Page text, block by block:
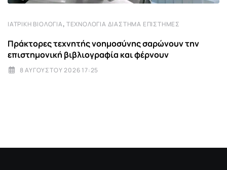
ΙΑΤΡΙΚΉ ΒΙΟΛΟΓΊΑ, ΤΕΧΝΟΛΟΓΊΑ ΔΙΆΣΤΗΜΑ ΕΠΙΣΤΉΜΕΣ
Πράκτορες τεχνητής νοημοσύνης σαρώνουν την
επιστημονική βιβλιογραφία και φέρνουν
8 ΑΥΓΟΎΣΤΟΥ 2026 17:25